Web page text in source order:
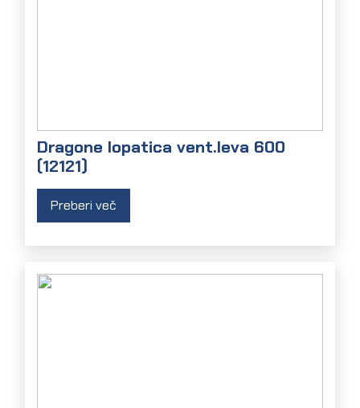
Dragone lopatica vent.leva 600
(12121)
Preberi več